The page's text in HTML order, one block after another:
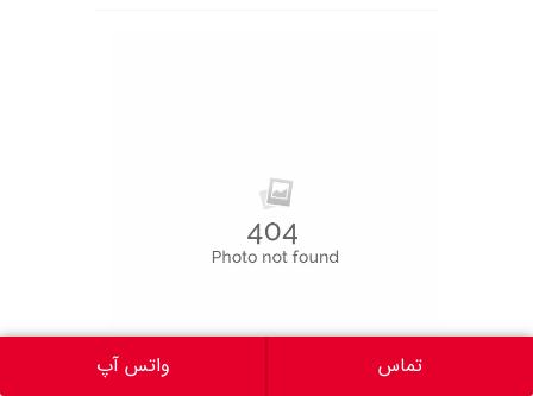
عایق پلی یورتان تهران
تماس واتس آپ